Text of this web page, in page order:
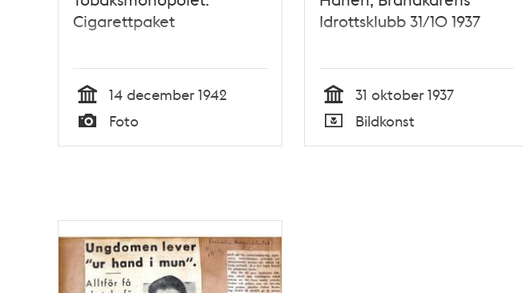
Cigarettpaket
Tid
14 december 1942
Typ
Foto
Idrottsklubb 31/10 1937
Tid
31 oktober 1937
Typ
Bildkonst